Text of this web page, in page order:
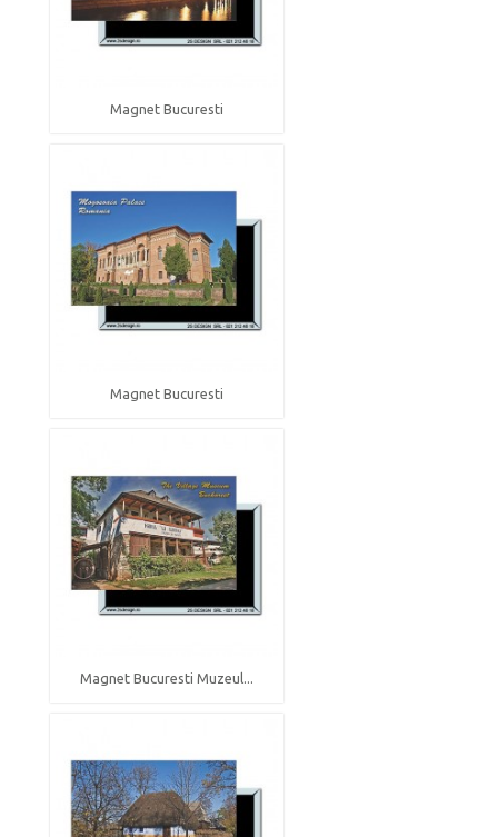
Magnet Bucuresti
Magnet Bucuresti
Magnet Bucuresti Muzeul...